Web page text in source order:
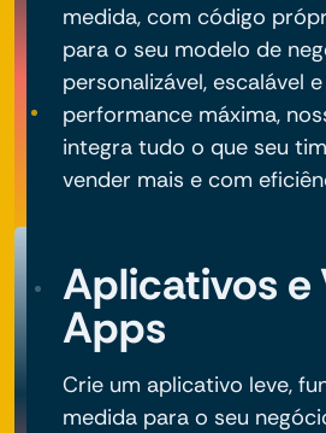
medida, com código
para o seu modelo de
personalizável, escalável
performance máxima,
integra tudo o que seu
vender mais e com
Aplicativos e
Apps
Crie um aplicativo leve,
medida para o seu